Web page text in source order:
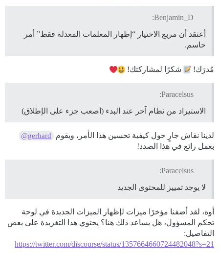
Benjamin_D:
أعتقد أن مربع الاختيار “إظهار المعلمات المعدلة فقط” أمر
حاسم.
مُدرَك! شكرًا لمشاركتك!
Paracelsus:
الاستيراد من نظام آخر عند البدء (أصعب جزء على الإطلاق)
لدينا نقاش جارٍ حول كيفية تحسين هذا الأمر، ويقوم @gerhard
بعمل رائع في هذا الصدد!
Paracelsus:
لا يوجد تمييز للمحتوى الجديد
أوه، لقد أضفنا مؤخرًا ميزات لإظهار الميزات الجديدة في لوحة
تحكم المسؤول، هل يساعد ذلك هنا؟ يحتوي هذا التغريدة على بعض
التفاصيل:
https://twitter.com/discourse/status/1357664660724482048?s=21